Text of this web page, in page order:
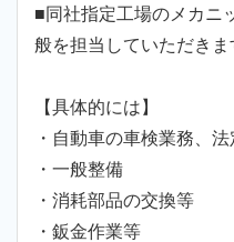
■同社指定工場のメカニ
般を担当していただきま
【具体的には】
・自動車の車検業務、
・一般整備
・消耗部品の交換等
・鈑金作業等